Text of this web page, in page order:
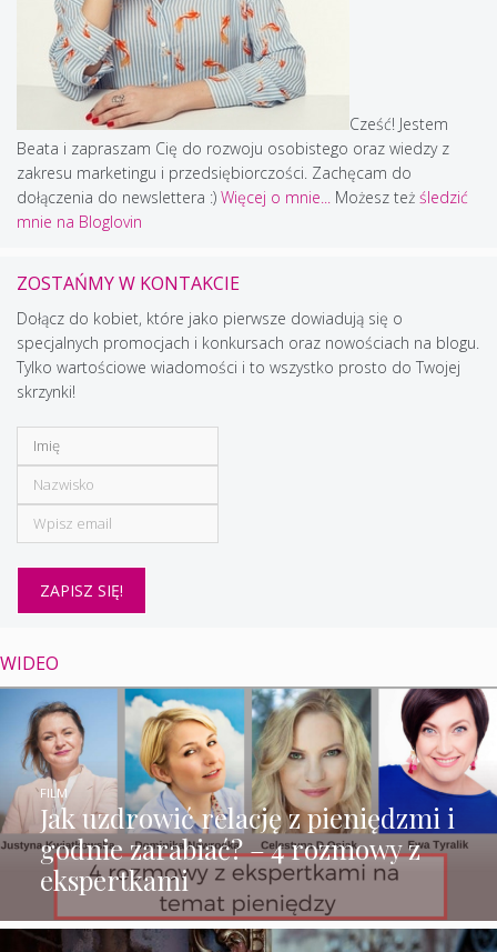
Cześć! Jestem
Beata i zapraszam Cię do rozwoju osobistego oraz wiedzy z
zakresu marketingu i przedsiębiorczości. Zachęcam do
dołączenia do newslettera :) Więcej o mnie... Możesz też śledzić
mnie na Bloglovin
ZOSTAŃMY W KONTAKCIE
Dołącz do kobiet, które jako pierwsze dowiadują się o
specjalnych promocjach i konkursach oraz nowościach na blogu.
Tylko wartościowe wiadomości i to wszystko prosto do Twojej
skrzynki!
WIDEO
Jak uzdrowić relację z pieniędzmi i
godnie zarabiać? – 4 rozmowy z
ekspertkami
FILM